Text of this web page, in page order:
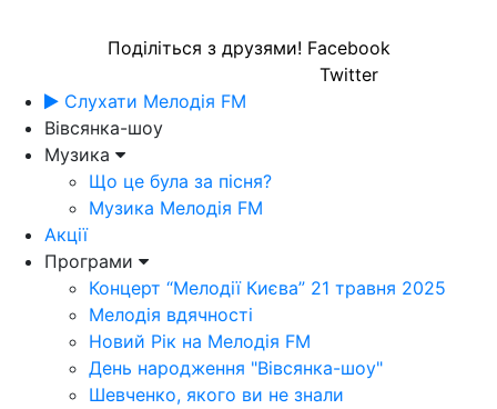
Поділіться з друзями! Facebook
Twitter
Слухати Мелодія FM
Вівсянка-шоу
Музика
Що це була за пісня?
Музика Мелодія FM
Акції
Програми
Концерт “Мелодії Києва” 21 травня 2025
Мелодія вдячності
Новий Рік на Мелодія FM
День народження "Вівсянка-шоу"
Шевченко, якого ви не знали